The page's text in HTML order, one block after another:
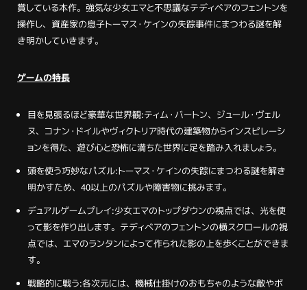
賞している本作。強気な少女エマと不思議なテディベアのフェントンを
操作し、資産家の息子トーマス・ケインの失踪事件にまつわる謎を解
き明かしていきます。
ゲームの特長
目を見張るほど豪華な世界観:ティム・バートン、ジュール・ヴェル
ヌ、コナン・ドイルやヴィクトリア時代の建築物からインスピレーシ
ョンを得た、遊び心と恐怖に満ちた世界に足を踏み入れましょう。
頭を使う巧妙なパズル:トーマス・ケインの失踪にまつわる謎を解き
明かすため、40以上のパズルや障害物に挑みます。
デュアルゲームプレイ:少女エマのトップダウンの視点では、光を使
って影を作り出します。テディベアのフェントンの横スクロールの視
点では、エマのランタンによって作られた影の上を歩くことができま
す。
戦略的に戦う:各次元には、機械仕掛けのおもちゃのような敵やボ